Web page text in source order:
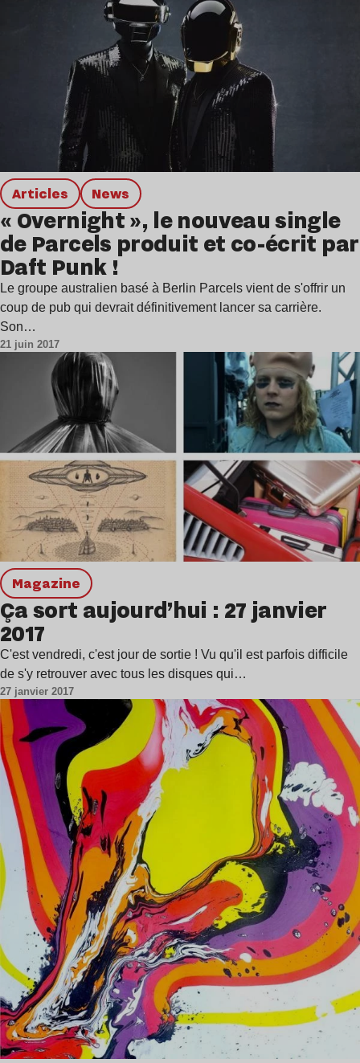
Articles news
« Overnight », le nouveau single
de Parcels produit et co-écrit par
Daft Punk !
Le groupe australien basé à Berlin Parcels vient de s'offrir un
coup de pub qui devrait définitivement lancer sa carrière.
Son…
21 juin 2017
magazine
Ça sort aujourd’hui : 27 janvier
2017
C'est vendredi, c'est jour de sortie ! Vu qu'il est parfois difficile
de s'y retrouver avec tous les disques qui…
27 janvier 2017